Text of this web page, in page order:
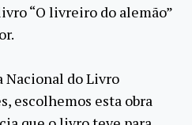
“O livreiro do alemão”
Nacional do Livro
escolhemos esta obra